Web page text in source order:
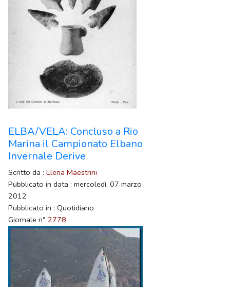
ELBA/VELA: Concluso a Rio
Marina il Campionato Elbano
Invernale Derive
Scritto da : Elena Maestrini
Pubblicato in data : mercoledì, 07 marzo
2012
Pubblicato in : Quotidiano
Giornale n° 2778